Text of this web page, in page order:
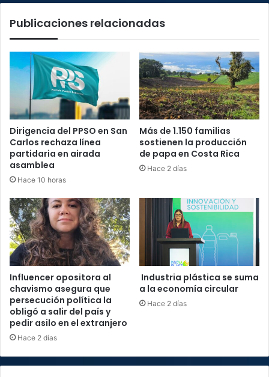
por
Publicaciones relacionadas
Dirigencia del PPSO en San
Carlos rechaza línea
partidaria en airada
asamblea
Hace 10 horas
Más de 1.150 familias
sostienen la producción
de papa en Costa Rica
Hace 2 días
Influencer opositora al
chavismo asegura que
persecución política la
obligó a salir del país y
pedir asilo en el extranjero
Hace 2 días
Industria plástica se suma
a la economía circular
Hace 2 días